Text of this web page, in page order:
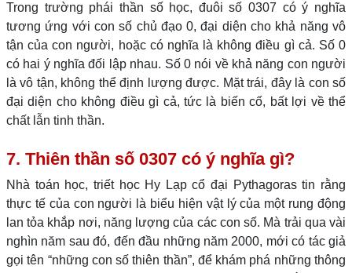
Trong trường phái thần số học, đuôi số 0307 có ý nghĩa
tương ứng với con số chủ đạo 0, đại diện cho khả năng vô
tận của con người, hoặc có nghĩa là không điều gì cả. Số 0
có hai ý nghĩa đối lập nhau. Số 0 nói về khả năng con người
là vô tận, không thể định lượng được. Mặt trái, đây là con số
đại diện cho không điều gì cả, tức là biến cố, bất lợi về thể
chất lẫn tinh thần.
7. Thiên thần số 0307 có ý nghĩa gì?
Nhà toán học, triết học Hy Lạp cổ đại Pythagoras tin rằng
thực tế của con người là biểu hiện vật lý của một rung động
lan tỏa khắp nơi, năng lượng của các con số. Mà trải qua vài
nghìn năm sau đó, đến đầu những năm 2000, mới có tác giả
gọi tên “những con số thiên thần”, để khám phá những thông